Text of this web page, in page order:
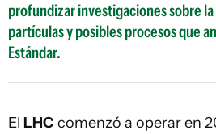
profundizar investigaciones sobre
partículas y posibles procesos que
Estándar.
El LHC comenzó a operar en